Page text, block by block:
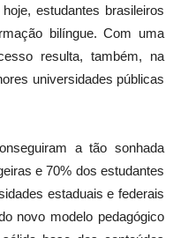
estudantes brasileiros
bilíngue. Com uma
resulta, também, na
universidades públicas
a tão sonhada
e 70% dos estudantes
estaduais e federais
novo modelo pedagógico